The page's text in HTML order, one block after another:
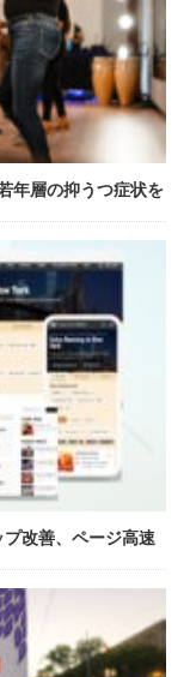
年層の抑うつ症状を
改善、ページ高速